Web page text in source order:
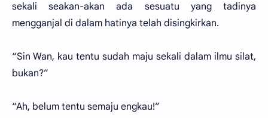
sekali seakan-akan ada sesuatu yang tadinya
mengganjal di dalam hatinya telah disingkirkan.
“Sin Wan, kau tentu sudah maju sekali dalam ilmu silat,
bukan?”
“Ah, belum tentu semaju engkau!”